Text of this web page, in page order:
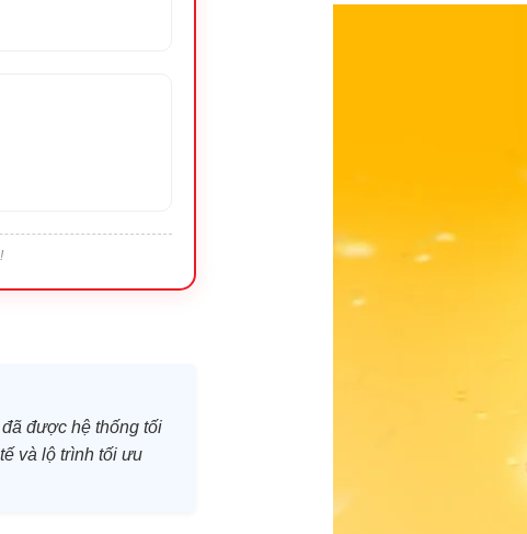
đã được hệ thống tối
và lộ trình tối ưu